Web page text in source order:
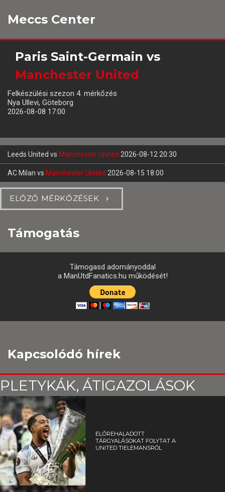
Meccs Center
Paris Saint-Germain vs
Manchester United
Felkészülési szezon 4. mérkőzés
Nya Ullevi, Göteborg
2026-08-08 17:00
Leeds United vs Manchester United 2026-08-12 20:30
AC Milan vs Manchester United 2026-08-15 18:00
ELŐZŐ MÉRKŐZÉSEK
Támogatás
Támogasd adományoddal
a ManUtdFanatics.hu működését!
Kapcsolódó hírek
PLETYKÁK, ÁTIGAZOLÁSOK
ELŐREHALADOTT
TÁRGYALÁSOKAT FOLYTAT A
UNITED TIELEMANSRÓL